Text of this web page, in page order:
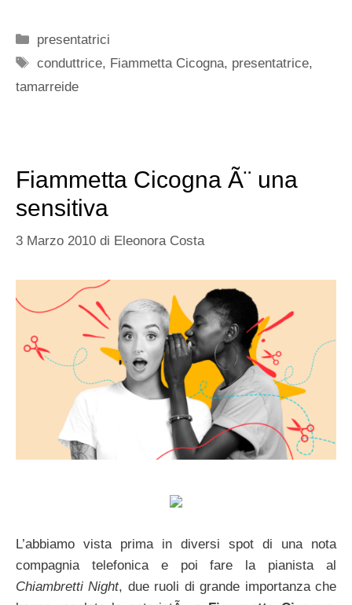
Categorie
presentatrici
Tag
conduttrice, Fiammetta Cicogna, presentatrice,
tamarreide
Fiammetta Cicogna Ã¨ una
sensitiva
3 Marzo 2010 di Eleonora Costa
L’abbiamo vista prima in diversi spot di una nota
compagnia telefonica e poi fare la pianista al
Chiambretti Night, due ruoli di grande importanza che